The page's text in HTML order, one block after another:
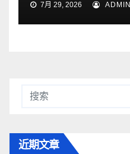
7月 29, 2026 ADMIN
近期文章